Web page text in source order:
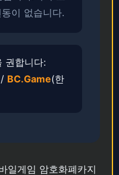
이 없습니다.
권합니다:
BC.Game(한
일게임 암호화폐카지